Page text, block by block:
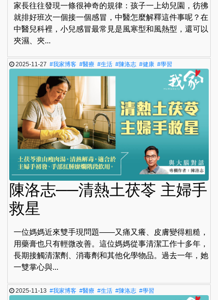
家長往往發現一條很神奇的規律：孩子一上幼兒園，彷彿
就排好班次一個接一個感冒，中醫怎麼解釋這件事呢？在
中醫兒科裡，小兒感冒最常見是風寒型和風熱型，還可以
夾濕、夾...
2025-11-27#我家博客 #醫療 #生活 #陳洛志 #健康 #學習
陳洛志──清熱土茯苓 主婦手
救星
一位媽媽近來雙手現問題——又痛又癢、皮膚變得粗糙，
用藥膏也只有輕微改善。這位媽媽從事清潔工作十多年，
長期接觸清潔劑、消毒劑和其他化學物品。過去一年，她
一雙掌心與...
2025-11-13#我家博客 #醫療 #生活 #陳洛志 #學習